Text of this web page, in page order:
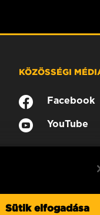
KÖZÖSSÉGI
Facebook
YouTube
Sütik elfogadása